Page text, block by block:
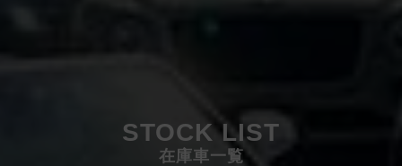
STOCK LIST
在庫車一覧